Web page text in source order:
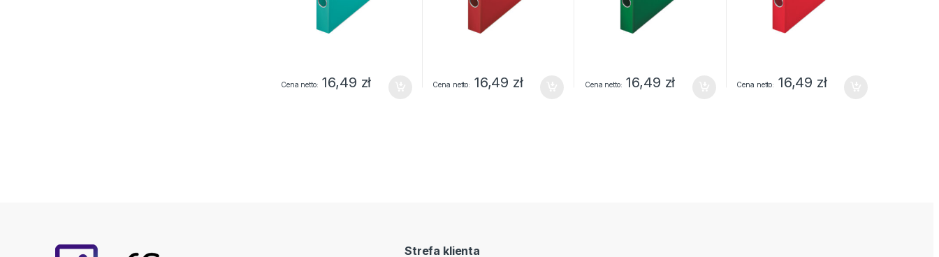
Cena netto 16,49 zł Cena netto 16,49 zł Cena netto 16,49 zł Cena netto 16,49 zł
Strefa klienta